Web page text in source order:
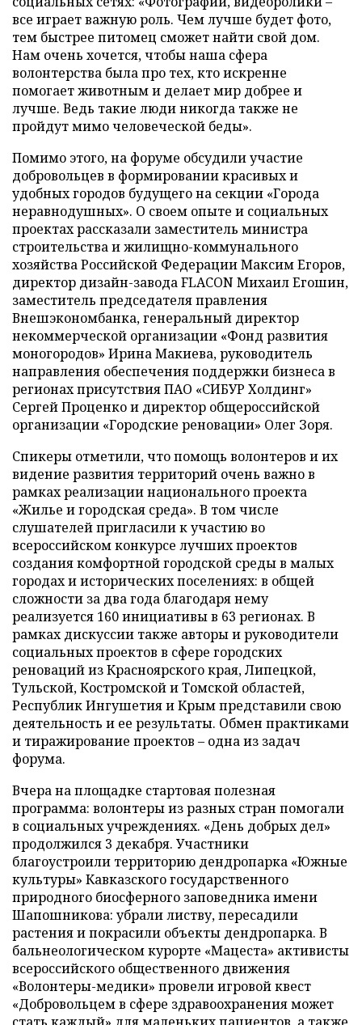
все играет важную роль. Чем лучше будет фото,
тем быстрее питомец сможет найти свой дом.
Нам очень хочется, чтобы наша сфера
волонтерства была про тех, кто искренне
помогает животным и делает мир добрее и
лучше. Ведь такие люди никогда также не
пройдут мимо человеческой беды».
Помимо этого, на форуме обсудили участие
добровольцев в формировании красивых и
удобных городов будущего на секции «Города
неравнодушных». О своем опыте и социальных
проектах рассказали заместитель министра
строительства и жилищно-коммунального
хозяйства Российской Федерации Максим Егоров,
директор дизайн-завода FLACON Михаил Егошин,
заместитель председателя правления
Внешэкономбанка, генеральный директор
некоммерческой организации «Фонд развития
моногородов» Ирина Макиева, руководитель
направления обеспечения поддержки бизнеса в
регионах присутствия ПАО «СИБУР Холдинг»
Сергей Проценко и директор общероссийской
организации «Городские реновации» Олег Зоря.
Спикеры отметили, что помощь волонтеров и их
видение развития территорий очень важно в
рамках реализации национального проекта
«Жилье и городская среда». В том числе
слушателей пригласили к участию во
всероссийском конкурсе лучших проектов
создания комфортной городской среды в малых
городах и исторических поселениях: в общей
сложности за два года благодаря нему
реализуется 160 инициативы в 63 регионах. В
рамках дискуссии также авторы и руководители
социальных проектов в сфере городских
реноваций из Красноярского края, Липецкой,
Тульской, Костромской и Томской областей,
Республик Ингушетия и Крым представили свою
деятельность и ее результаты. Обмен практиками
и тиражирование проектов – одна из задач
форума.
Вчера на площадке стартовая полезная
программа: волонтеры из разных стран помогали
в социальных учреждениях. «День добрых дел»
продолжился 3 декабря. Участники
благоустроили территорию дендропарка «Южные
культуры» Кавказского государственного
природного биосферного заповедника имени
Шапошникова: убрали листву, пересадили
растения и покрасили объекты дендропарка. В
бальнеологическом курорте «Мацеста» активисты
всероссийского общественного движения
«Волонтеры-медики» провели игровой квест
«Добровольцем в сфере здравоохранения может